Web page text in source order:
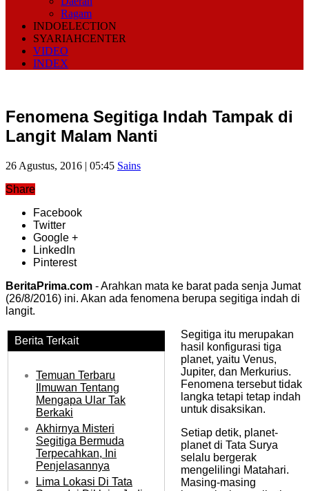
Ragam
INDOELECTION
SYARIAHCENTER
VIDEO
INDEX
Fenomena Segitiga Indah Tampak di
Langit Malam Nanti
26 Agustus, 2016 | 05:45 Sains
Share
Facebook
Twitter
Google +
LinkedIn
Pinterest
BeritaPrima.com - Arahkan mata ke barat pada senja Jumat
(26/8/2016) ini. Akan ada fenomena berupa segitiga indah di
langit.
Berita Terkait
Temuan Terbaru
Ilmuwan Tentang
Mengapa Ular Tak
Berkaki
Akhirnya Misteri
Segitiga Bermuda
Terpecahkan, Ini
Penjelasannya
Lima Lokasi Di Tata
Segitiga itu merupakan
hasil konfigurasi tiga
planet, yaitu Venus,
Jupiter, dan Merkurius.
Fenomena tersebut tidak
langka tetapi tetap indah
untuk disaksikan.
Setiap detik, planet-
planet di Tata Surya
selalu bergerak
mengelilingi Matahari.
Masing-masing